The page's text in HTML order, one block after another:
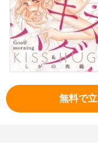
無料で